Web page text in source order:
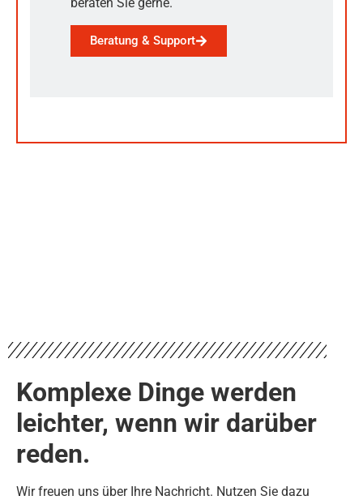
Beratung & Support
Komplexe Dinge werden
leichter, wenn wir darüber
reden.
Wir freuen uns über Ihre Nachricht. Nutzen Sie dazu